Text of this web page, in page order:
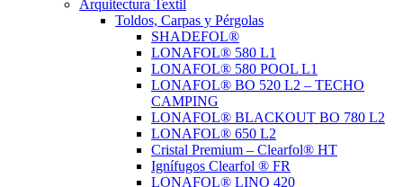
Arquitectura Textil
Toldos, Carpas y Pérgolas
SHADEFOL®
LONAFOL® 580 L1
LONAFOL® 580 POOL L1
LONAFOL® BO 520 L2 – TECHO
CAMPING
LONAFOL® BLACKOUT BO 780 L2
LONAFOL® 650 L2
Cristal Premium – Clearfol® HT
Ignífugos Clearfol ® FR
LONAFOL® LINO 420